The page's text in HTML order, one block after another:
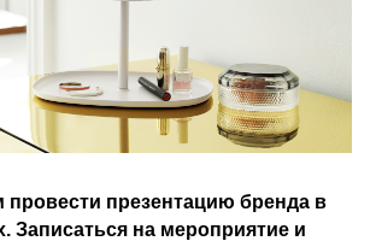
презентацию бренда в
Записаться на мероприятие и